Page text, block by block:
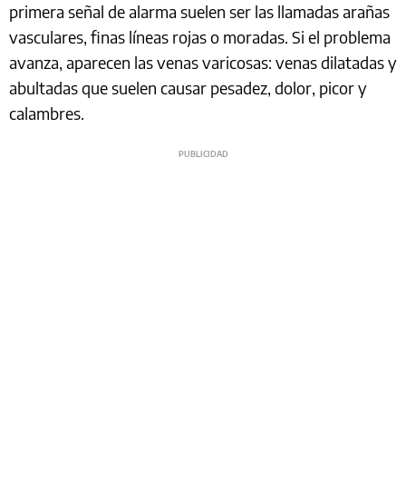
primera señal de alarma suelen ser las llamadas arañas
vasculares, finas líneas rojas o moradas. Si el problema
avanza, aparecen las venas varicosas: venas dilatadas y
abultadas que suelen causar pesadez, dolor, picor y
calambres.